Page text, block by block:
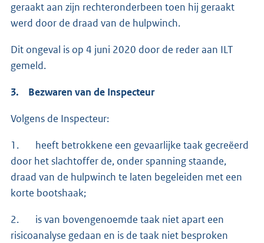
geraakt aan zijn rechteronderbeen toen hij geraakt
werd door de draad van de hulpwinch.
Dit ongeval is op 4 juni 2020 door de reder aan ILT
gemeld.
3. Bezwaren van de Inspecteur
Volgens de Inspecteur:
1. heeft betrokkene een gevaarlijke taak gecreëerd
door het slachtoffer de, onder spanning staande,
draad van de hulpwinch te laten begeleiden met een
korte bootshaak;
2. is van bovengenoemde taak niet apart een
risicoanalyse gedaan en is de taak niet besproken